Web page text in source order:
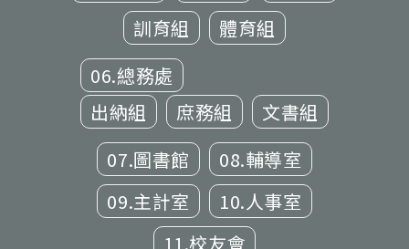
訓育組
體育組
06.總務處
出納組
庶務組
文書組
07.圖書館
08.輔導室
09.主計室
10.人事室
11.校友會